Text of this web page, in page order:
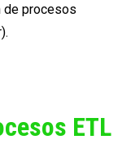
de procesos
ETL